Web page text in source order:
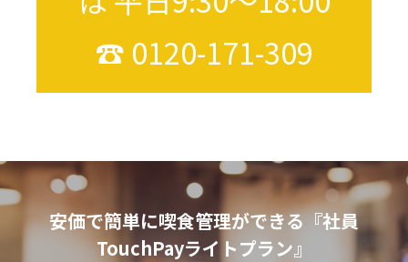
☎︎ 0120-171-309
安価で簡単に喫食管理ができる『社員
TouchPayライトプラン』